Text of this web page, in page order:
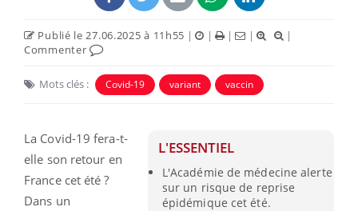
Publié le 27.06.2025 à 11h55 | | | |
|
Commenter
Mots clés : Covid-19 variant vaccin
L'ESSENTIEL
L'Académie de médecine alerte
sur un risque de reprise
épidémique cet été.
La Covid-19 fera-t-
elle son retour en
France cet été ?
Dans un